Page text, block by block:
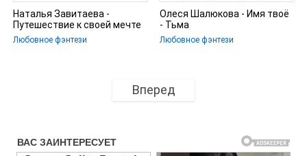
Наталья Завитаева -
Путешествие к своей мечте
Любовное фэнтези
Олеся Шалюкова - Имя твоё
- Тьма
Любовное фэнтези
Вперед